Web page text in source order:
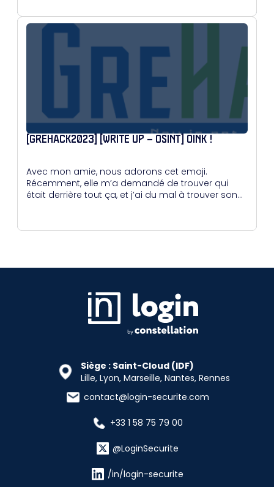
[GREHACK2023] [WRITE UP – OSINT] OINK !
Avec mon amie, nous adorons cet emoji.
Récemment, elle m’a demandé de trouver qui
était derrière tout ça, et j’ai du mal à trouver son
Siège : Saint-Cloud (IDF)
Lille, Lyon, Marseille, Nantes, Rennes
contact@login-securite.com
+33 1 58 75 79 00
@LoginSecurite
/in/login-securite